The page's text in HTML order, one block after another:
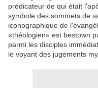
prédicateur de qui était
symbole des sommets de
iconographique de
«théologien» est bestown
parmi les disciples
le voyant des jugements